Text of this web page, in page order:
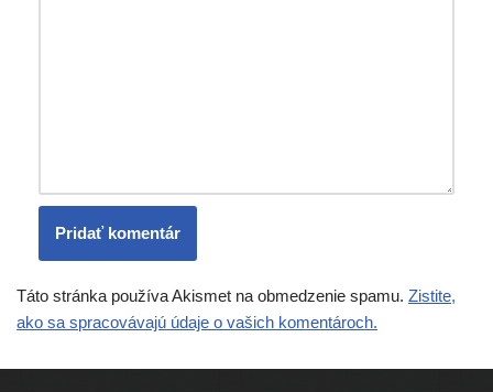
Táto stránka používa Akismet na obmedzenie spamu. Zistite,
ako sa spracovávajú údaje o vašich komentároch.